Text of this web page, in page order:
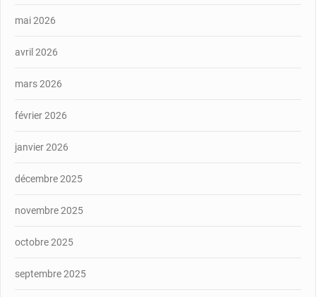
mai 2026
avril 2026
mars 2026
février 2026
janvier 2026
décembre 2025
novembre 2025
octobre 2025
septembre 2025